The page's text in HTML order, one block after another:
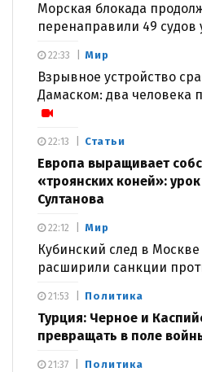
Морская блокада
перенаправили 49 судов
Мир
Взрывное устройство
Дамаском: два человека
22:33
Статьи
Европа выращивает
«троянских коней»:
Султанова
22:13
Мир
Кубинский след в
расширили санкции
22:12
Политика
Турция: Черное и
превращать в поле
21:53
Политика
21:37